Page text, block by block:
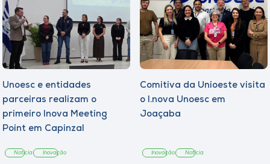
Unoesc e entidades
parceiras realizam o
primeiro Inova Meeting
Point em Capinzal
Notícia Inovação
Comitiva da Unioeste visita
o I.nova Unoesc em
Joaçaba
Inovação Notícia